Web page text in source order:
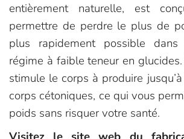
entièrement naturelle, est
permettre de perdre le plus de
plus rapidement possible
régime à faible teneur en
stimule le corps à produire
corps cétoniques, ce qui vous
poids sans risquer votre santé.